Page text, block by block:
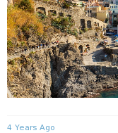
4 Years Ago